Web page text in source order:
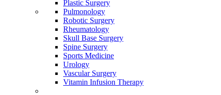
Plastic Surgery
Pulmonology
Robotic Surgery
Rheumatology
Skull Base Surgery
Spine Surgery
Sports Medicine
Urology
Vascular Surgery
Vitamin Infusion Therapy